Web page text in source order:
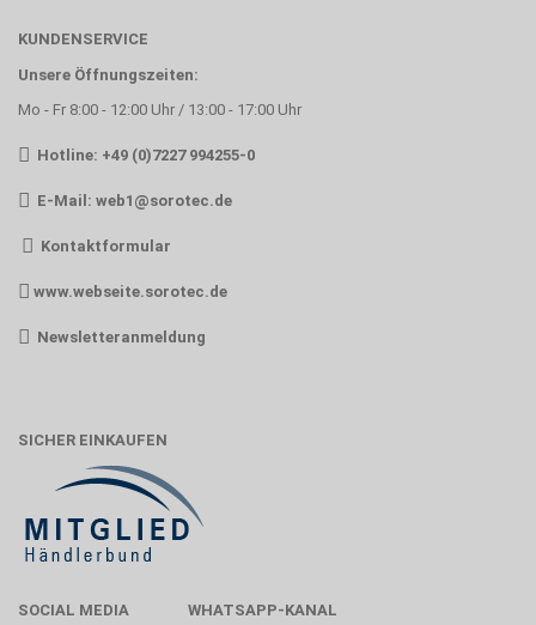
KUNDENSERVICE
Unsere Öffnungszeiten:
Mo - Fr 8:00 - 12:00 Uhr / 13:00 - 17:00 Uhr
Hotline: +49 (0)7227 994255-0
E-Mail: web1@sorotec.de
Kontaktformular
www.webseite.sorotec.de
Newsletteranmeldung
SICHER EINKAUFEN
SOCIAL MEDIA WHATSAPP-KANAL